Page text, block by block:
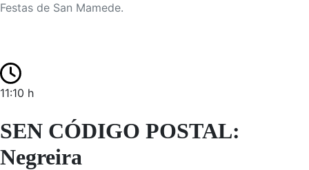
Festas de San Mamede.
11:10 h
SEN CÓDIGO POSTAL:
Negreira